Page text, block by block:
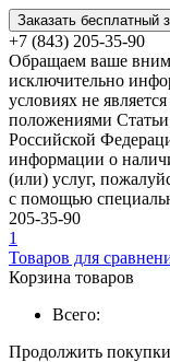
Заказать бесплатный
+7 (843) 205-35-90
Обращаем ваше
исключительно
условиях не
положениями Статьи
Российской
информации о
(или) услуг,
с помощью
205-35-90
1
Товаров для
Корзина товаров
Всего:
Продолжить покупки